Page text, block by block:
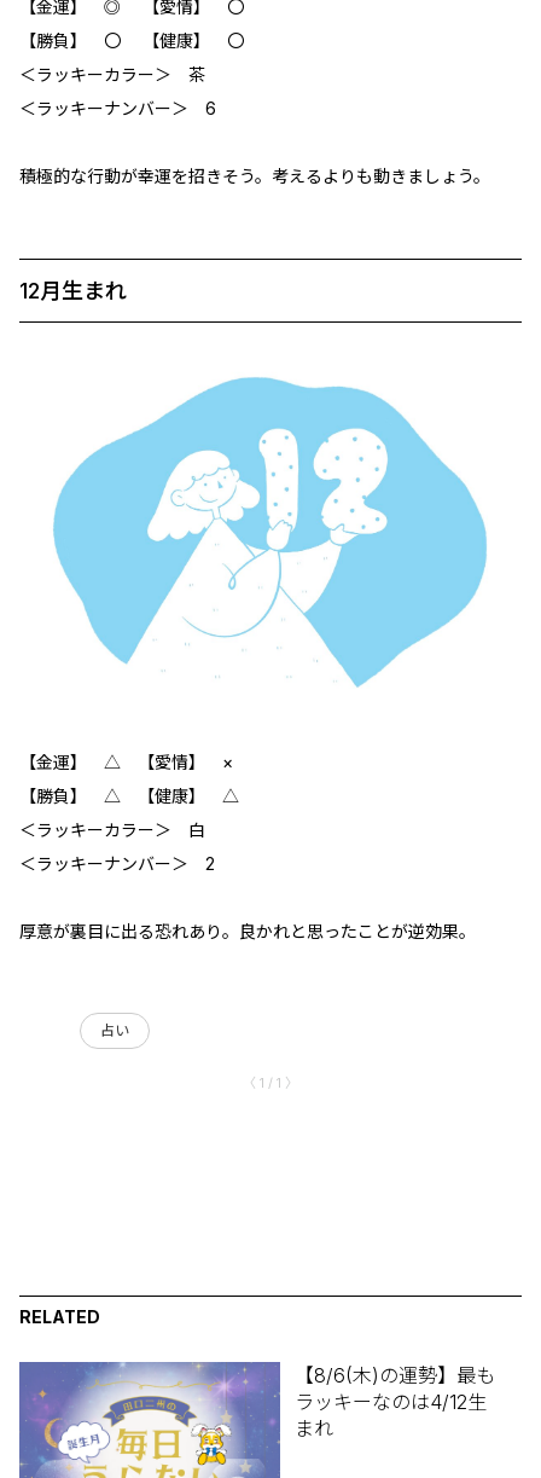
【金運】 ◎ 【愛情】 〇
【勝負】 〇 【健康】 〇
＜ラッキーカラー＞ 茶
＜ラッキーナンバー＞ 6
積極的な行動が幸運を招きそう。考えるよりも動きましょう。
12月生まれ
【金運】 △ 【愛情】 ×
【勝負】 △ 【健康】 △
＜ラッキーカラー＞ 白
＜ラッキーナンバー＞ 2
厚意が裏目に出る恐れあり。良かれと思ったことが逆効果。
占い
〈 1 / 1 〉
RELATED
【8/6(木)の運勢】最も
ラッキーなのは4/12生
まれ